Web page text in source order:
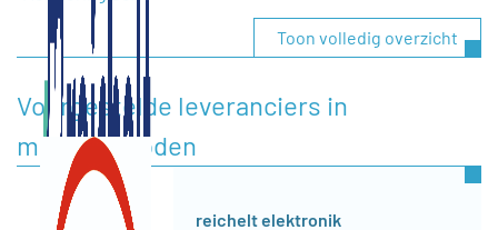
Toon volledig overzicht
Voorgestelde leveranciers in
meetmethoden
reichelt elektronik